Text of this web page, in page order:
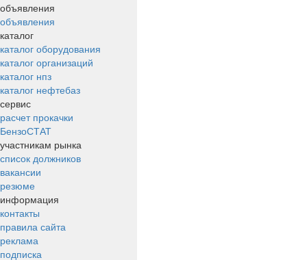
объявления
объявления
каталог
каталог оборудования
каталог организаций
каталог нпз
каталог нефтебаз
сервис
расчет прокачки
БензоСТАТ
участникам рынка
список должников
вакансии
резюме
информация
контакты
правила сайта
реклама
подписка